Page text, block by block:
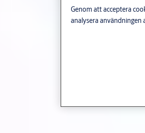
Genom att acceptera
analysera användningen